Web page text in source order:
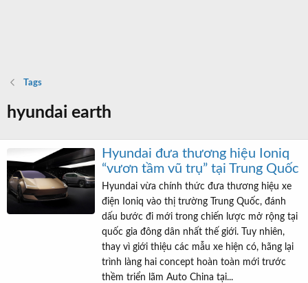
Tags
hyundai earth
Hyundai đưa thương hiệu Ioniq
“vươn tầm vũ trụ” tại Trung Quốc
Hyundai vừa chính thức đưa thương hiệu xe
điện Ioniq vào thị trường Trung Quốc, đánh
dấu bước đi mới trong chiến lược mở rộng tại
quốc gia đông dân nhất thế giới. Tuy nhiên,
thay vì giới thiệu các mẫu xe hiện có, hãng lại
trình làng hai concept hoàn toàn mới trước
thềm triển lãm Auto China tại...